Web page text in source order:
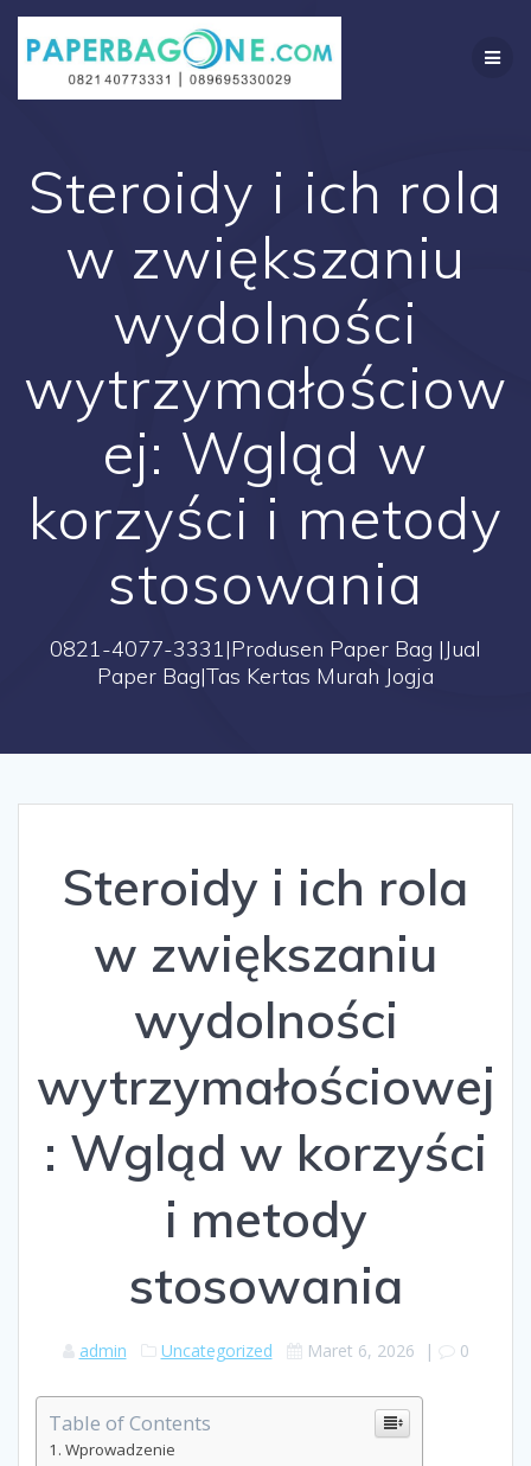
Skip
content
Steroidy i ich rola
w zwiększaniu
wydolności
wytrzymałościow
ej: Wgląd w
korzyści i metody
stosowania
0821-4077-3331|Produsen Paper Bag |Jual
Paper Bag|Tas Kertas Murah Jogja
Steroidy i ich rola
w zwiększaniu
wydolności
wytrzymałościowej
: Wgląd w korzyści
i metody
stosowania
admin Uncategorized Maret 6, 2026 | 0
Table of Contents
Wprowadzenie